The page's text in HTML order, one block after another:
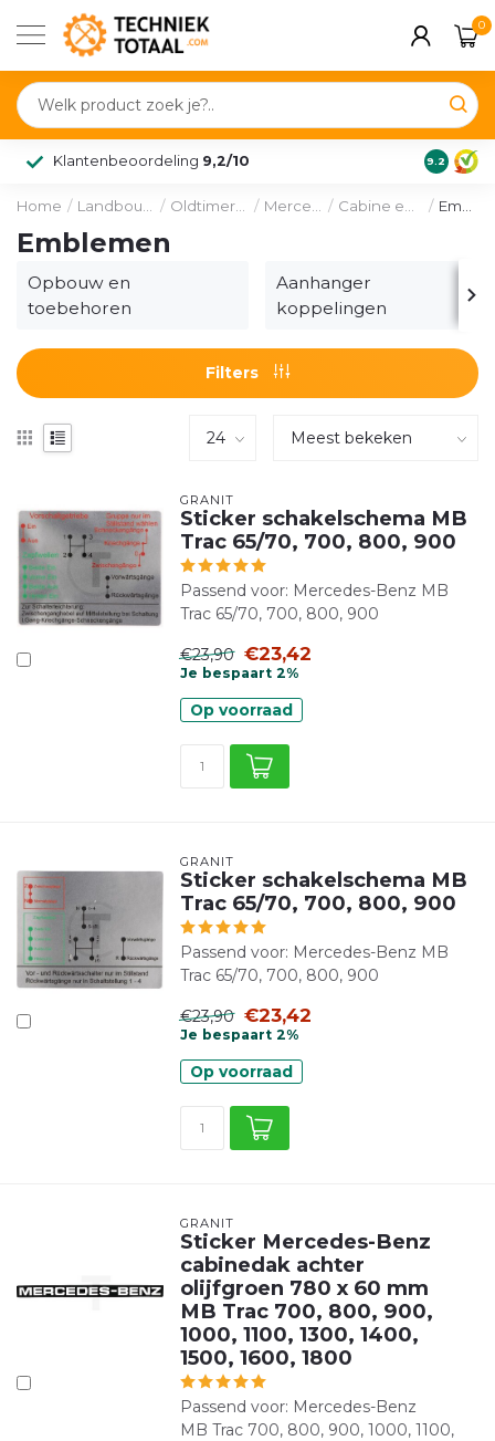
0
Klantenbeoordeling 9,2/10 9.2
Home / / / / /
Emblemen
Opbouw en
toebehoren
Aanhanger
koppelingen
Filters
GRANIT
Sticker schakelschema MB
Trac 65/70, 700, 800, 900
Passend voor: Mercedes-Benz MB
Trac 65/70, 700, 800, 900
€23,90 €23,42
Je bespaart 2%
Op voorraad
GRANIT
Sticker schakelschema MB
Trac 65/70, 700, 800, 900
Passend voor: Mercedes-Benz MB
Trac 65/70, 700, 800, 900
€23,90 €23,42
Je bespaart 2%
Op voorraad
GRANIT
Sticker Mercedes-Benz
cabinedak achter
olijfgroen 780 x 60 mm
MB Trac 700, 800, 900,
1000, 1100, 1300, 1400,
1500, 1600, 1800
Passend voor: Mercedes-Benz
MB Trac 700, 800, 900, 1000, 1100,